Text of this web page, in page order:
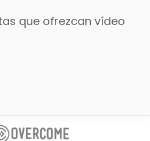
que ofrezcan vídeo